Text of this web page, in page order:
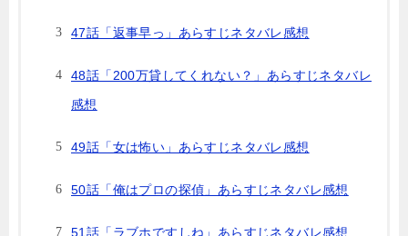
47話「返事早っ」あらすじネタバレ感想
48話「200万貸してくれない？」あらすじネタバレ
感想
49話「女は怖い」あらすじネタバレ感想
50話「俺はプロの探偵」あらすじネタバレ感想
51話「ラブホですしね」あらすじネタバレ感想